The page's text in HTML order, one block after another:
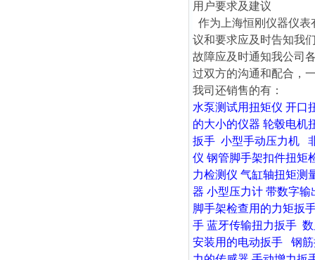
用户要求及建议
作为上海恒刚仪器仪
议和要求应及时告知我
故障应及时通知我公司
过双方的沟通和配合，
我司还销售的有：
水泵测试用扭矩仪 开口
的大小的仪器 轮毂电机
扳手 小型手动压力机
仪 钢管脚手架扣件扭矩
力检测仪 气缸轴扭矩测
器 小型压力计 带数字输
脚手架检查用的力矩扳
手 蓝牙传输扭力扳手
安装用的电动扳手
钢